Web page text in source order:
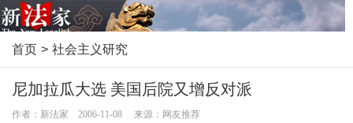
首页 > 社会主义研究
尼加拉瓜大选 美国后院又增反对派
作者：新法家 2006-11-08 来源：网友推荐